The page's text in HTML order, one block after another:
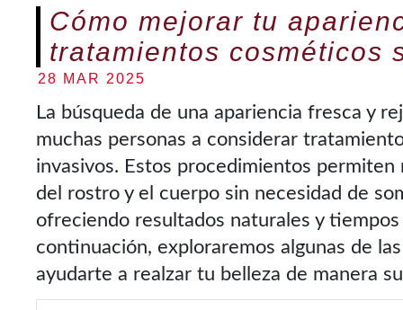
Cómo mejorar tu
tratamientos cosméticos
28 MAR 2025
La búsqueda de una apariencia fresca y
muchas personas a considerar
invasivos. Estos procedimientos
del rostro y el cuerpo sin necesidad de
ofreciendo resultados naturales y
continuación, exploraremos algunas de
ayudarte a realzar tu belleza de manera